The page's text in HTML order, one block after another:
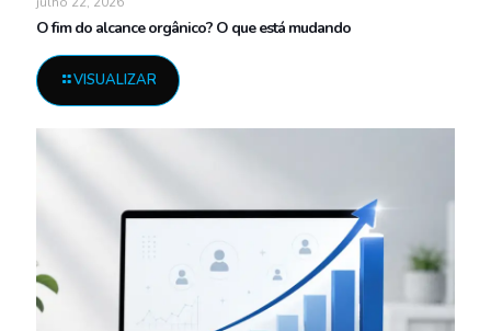
O fim do alcance orgânico? O que está mudando
VISUALIZAR